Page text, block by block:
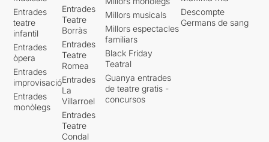
Entrades
teatre
infantil
Entrades
òpera
Entrades
improvisació
Entrades
monòlegs
Entrades
Teatre
Borràs
Entrades
Teatre
Romea
Entrades
La
Villarroel
Entrades
Teatre
Condal
Millors musicals
Millors espectacles
familiars
Black Friday
Teatral
Guanya entrades
de teatre gratis -
concursos
Descompte
Germans de sang